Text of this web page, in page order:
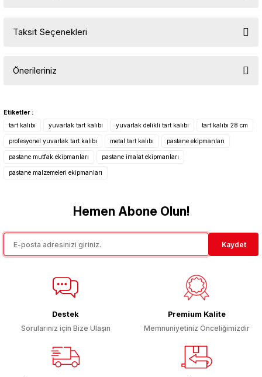
Taksit Seçenekleri
Önerileriniz
konularda yetersiz gördüğünüz noktaları öneri formunu kullanarak
Görüş ve önerileriniz için teşekkür ederiz.
Ürün resmi kalitesiz, bozuk veya görüntülenemiyor.
Ürün açıklamasında eksik bilgiler bulunuyor.
Ürün fiyatı diğer sitelerden daha pahalı.
Etiketler :
tart kalıbı
yuvarlak tart kalıbı yuvarlak delikli tart kalıbı tart kalıbı 28 cm
profesyonel yuvarlak tart kalıbı metal tart kalıbı pastane ekipmanları
pastane mutfak ekipmanları pastane imalat ekipmanları
pastane malzemeleri ekipmanları
Hemen Abone Olun!
Kaydet
Destek
Sorularınız için Bize Ulaşın
Premium Kalite
Memnuniyetiniz Önceliğimizdir